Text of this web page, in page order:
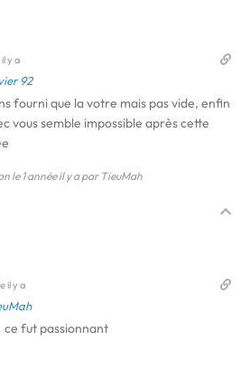
y a
92
fourni que la votre mais pas vide, enfin
vous semble impossible après cette
le 1 année il y a par TieuMah
il y a
ce fut passionnant